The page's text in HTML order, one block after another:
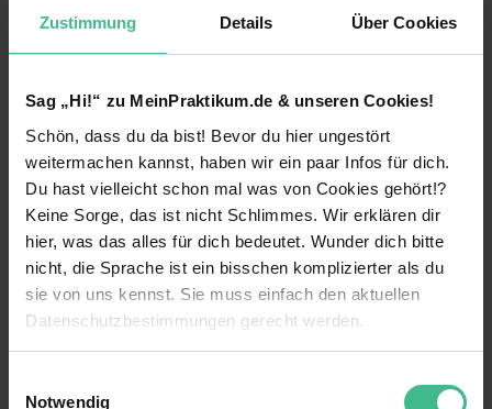
Zustimmung Details Über Cookies
Sag „Hi!“ zu MeinPraktikum.de & unseren Cookies!
Schön, dass du da bist! Bevor du hier ungestört
weitermachen kannst, haben wir ein paar Infos für dich.
Du hast vielleicht schon mal was von Cookies gehört!?
Keine Sorge, das ist nicht Schlimmes. Wir erklären dir
hier, was das alles für dich bedeutet. Wunder dich bitte
nicht, die Sprache ist ein bisschen komplizierter als du
sie von uns kennst. Sie muss einfach den aktuellen
Datenschutzbestimmungen gerecht werden.
Notwendig
Vergleichen von Angeboten, das Verwalten und
Abwickeln von Beschaffungsprozessen, das
Beschaffen von Sachgütern und
Planen, Steuern und Überwachen des
Produktionsbetriebes, Personalwirtschaftliche
Marketingaktivitäten und das Bearbeiten,
Buchen und Kontrollieren von buchhalterischen
Vorgängen.
Ihr Profil
Du bist Schüler (m/w/d) und hast Interesse an
einem der oben aufgeführten
Ausbildungsrichtungen.
Benefits
Anschlusstätigkeit möglich
Eigener Arbeitsplatz
Einführungsveranstaltung
Flexible Arbeitszeiten
12 weitere anzeigen
Videos